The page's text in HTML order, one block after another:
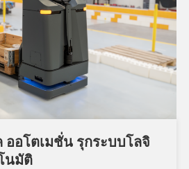
ออโตเมชั่น รุกระบบโลจิ
นมัติ